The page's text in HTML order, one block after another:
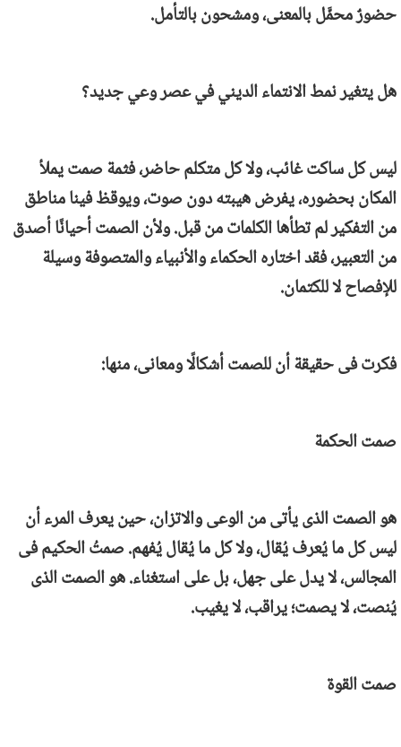
حضورٌ محمَّل بالمعنى، ومشحون بالتأمل.
هل يتغير نمط الانتماء الديني في عصر وعي جديد؟
ليس كل ساكت غائب، ولا كل متكلم حاضر، فثمة صمت يملأ
المكان بحضوره، يفرض هيبته دون صوت، ويوقظ فينا مناطق
من التفكير لم تطأها الكلمات من قبل. ولأن الصمت أحيانًا أصدق
من التعبير، فقد اختاره الحكماء والأنبياء والمتصوفة وسيلة
للإفصاح لا للكتمان.
فكرت فى حقيقة أن للصمت أشكالًا ومعانى، منها:
صمت الحكمة
هو الصمت الذى يأتى من الوعى والاتزان، حين يعرف المرء أن
ليس كل ما يُعرف يُقال، ولا كل ما يُقال يُفهم. صمتُ الحكيم فى
المجالس، لا يدل على جهل، بل على استغناء. هو الصمت الذى
يُنصت، لا يصمت؛ يراقب، لا يغيب.
صمت القوة